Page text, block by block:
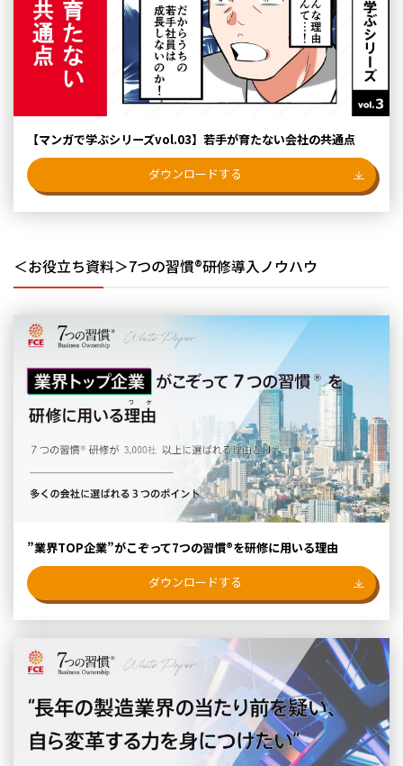
【マンガで学ぶシリーズvol.03】若手が育たない会社の共通点
ダウンロードする
＜お役立ち資料＞7つの習慣®研修導入ノウハウ
”業界TOP企業”がこぞって7つの習慣®を研修に用いる理由
ダウンロードする